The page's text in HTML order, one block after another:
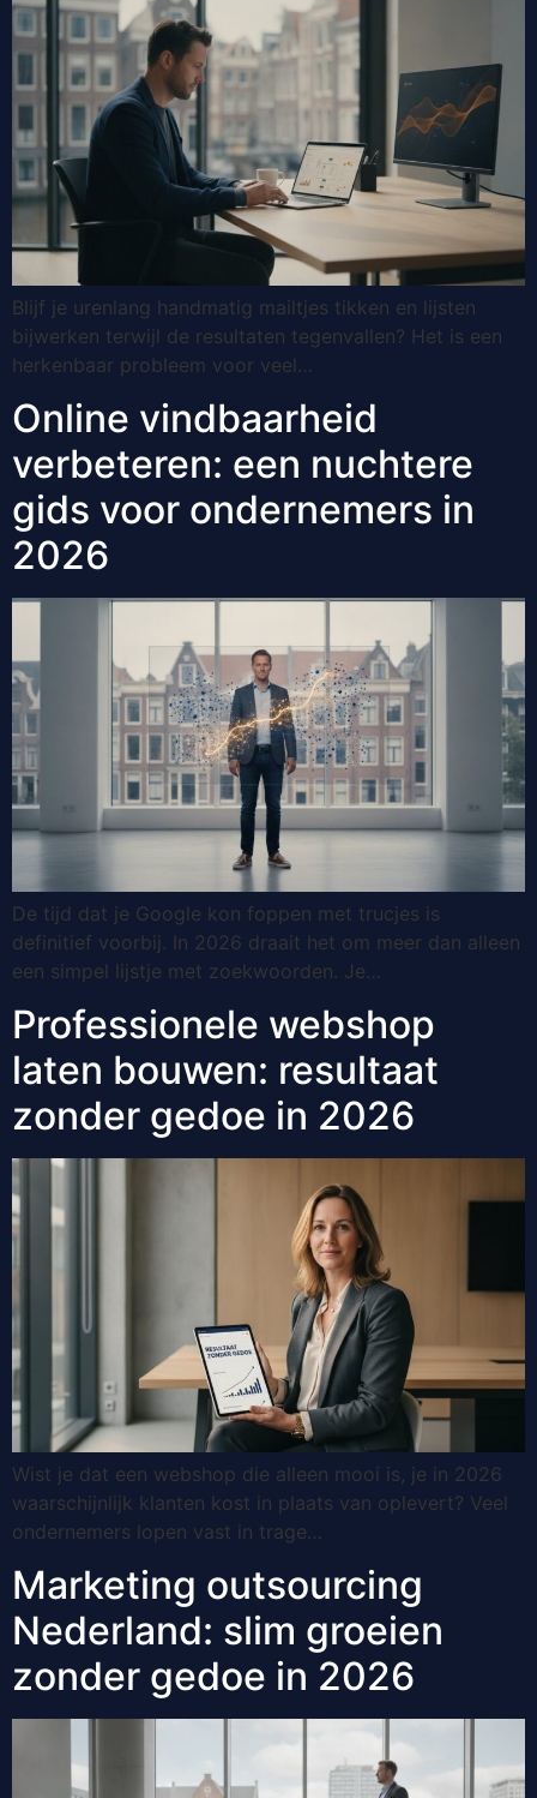
Blijf je urenlang handmatig mailtjes tikken en lijsten
bijwerken terwijl de resultaten tegenvallen? Het is een
herkenbaar probleem voor veel…
Online vindbaarheid
verbeteren: een nuchtere
gids voor ondernemers in
2026
De tijd dat je Google kon foppen met trucjes is
definitief voorbij. In 2026 draait het om meer dan alleen
een simpel lijstje met zoekwoorden. Je…
Professionele webshop
laten bouwen: resultaat
zonder gedoe in 2026
Wist je dat een webshop die alleen mooi is, je in 2026
waarschijnlijk klanten kost in plaats van oplevert? Veel
ondernemers lopen vast in trage…
Marketing outsourcing
Nederland: slim groeien
zonder gedoe in 2026